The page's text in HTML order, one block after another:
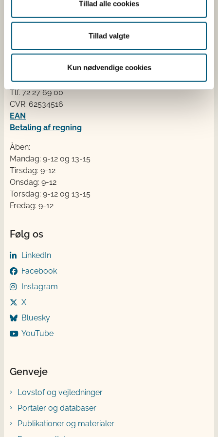
Tillad alle cookies
Tillad valgte
Kun nødvendige cookies
Fødevarestyrelsen
Stationsparken 31-33
2600 Glostrup
Tlf. 72 2​​​7 69 00
CVR: 62534516
EAN
Betaling af regning
Åben:
Mandag: 9-12 og 13-15
Tirsdag: 9-12
Onsdag: 9-12
Torsdag: 9-12 og 13-15
Fredag: 9-12
Følg os
LinkedIn
Facebook
Instagram
X
Bluesky
YouTube
Genveje
Lovstof og vejledninger
Portaler og databaser
Publikationer og materialer